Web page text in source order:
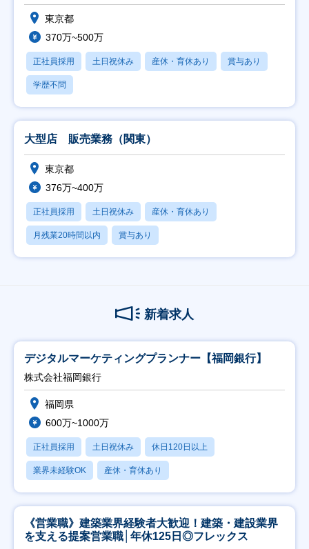
東京都
370万~500万
正社員採用 土日祝休み 産休・育休あり 賞与あり
学歴不問
大型店 販売業務（関東）
東京都
376万~400万
正社員採用 土日祝休み 産休・育休あり
月残業20時間以内 賞与あり
新着求人
デジタルマーケティングプランナー【福岡銀行】
株式会社福岡銀行
福岡県
600万~1000万
正社員採用 土日祝休み 休日120日以上
業界未経験OK 産休・育休あり
《営業職》建築業界経験者大歓迎！建築・建設業界
を支える提案営業職│年休125日◎フレックス